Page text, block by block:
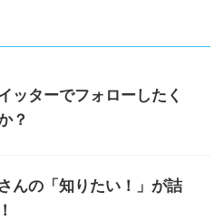
ッターでフォローしたく
？
んの「知りたい！」が詰